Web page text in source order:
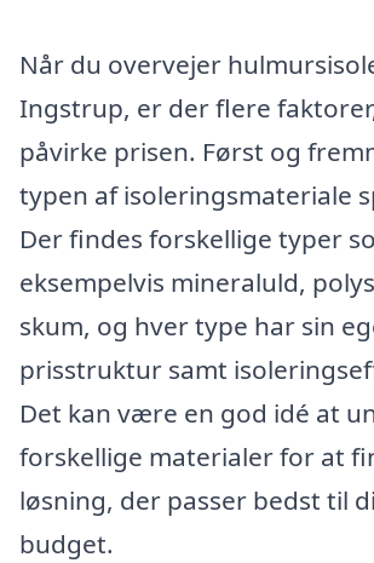
Når du overvejer
Ingstrup, er der flere
påvirke prisen. Først og
typen af isoleringsmateriale
Der findes forskellige typer
eksempelvis mineraluld,
skum, og hver type har sin
prisstruktur samt
Det kan være en god idé at
forskellige materialer for at
løsning, der passer bedst til
budget.